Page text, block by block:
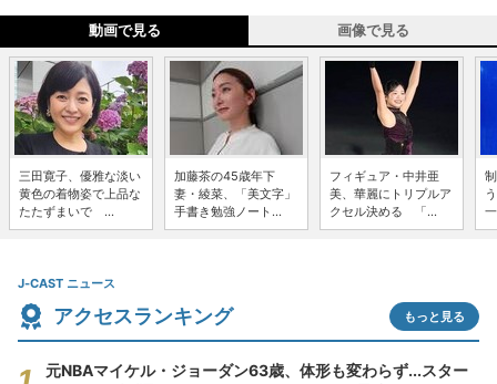
動画で見る 画像で見る
三田寛子、優雅な淡い
黄色の着物姿で上品な
たたずまいで ...
加藤茶の45歳年下
妻・綾菜、「美文字」
手書き勉強ノート...
フィギュア・中井亜
美、華麗にトリプルア
クセル決める 「...
J-CAST ニュース
アクセスランキング もっと見る
元NBAマイケル・ジョーダン63歳、体形も変わらず...スター